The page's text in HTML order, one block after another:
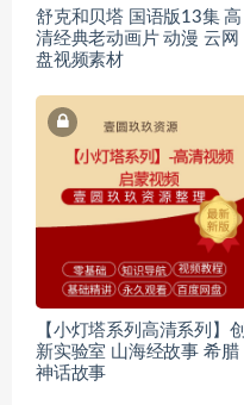
舒克和贝塔 国语版13集 高
清经典老动画片 动漫 云网
盘视频素材
【小灯塔系列高清系列】创
新实验室 山海经故事 希腊
神话故事